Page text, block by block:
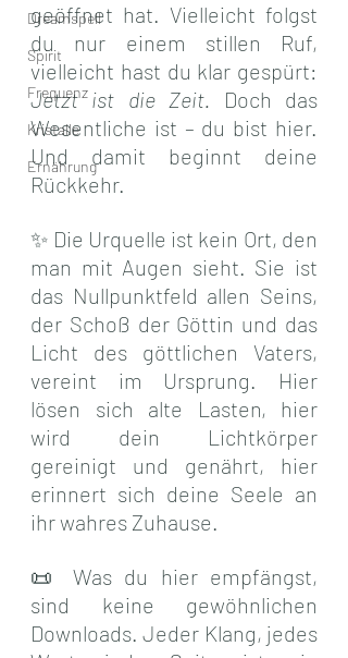
Dreamspell
Spirit
Frequenz
Kristalle
Ernährung
geöffnet hat. Vielleicht folgst
du nur einem stillen Ruf,
Jetzt ist die Zeit. Doch das
Wesentliche ist – du bist hier.
Und damit beginnt deine
Rückkehr.
✨ Die Urquelle ist kein Ort, den
man mit Augen sieht. Sie ist
das Nullpunktfeld allen Seins,
der Schoß der Göttin und das
Licht des göttlichen Vaters,
vereint im Ursprung. Hier
lösen sich alte Lasten, hier
wird dein Lichtkörper
gereinigt und genährt, hier
erinnert sich deine Seele an
ihr wahres Zuhause.
📜 Was du hier empfängst,
sind keine gewöhnlichen
Downloads. Jeder Klang, jedes